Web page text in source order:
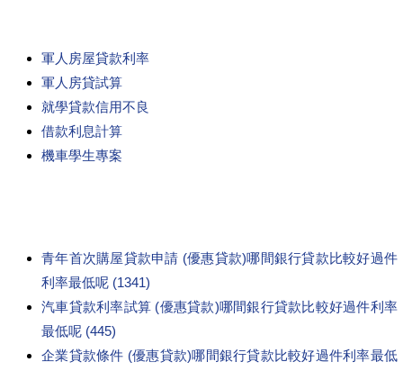
軍人房屋貸款利率
軍人房貸試算
就學貸款信用不良
借款利息計算
機車學生專案
青年首次購屋貸款申請 (優惠貸款)哪間銀行貸款比較好過件
利率最低呢 (1341)
汽車貸款利率試算 (優惠貸款)哪間銀行貸款比較好過件利率
最低呢 (445)
企業貸款條件 (優惠貸款)哪間銀行貸款比較好過件利率最低